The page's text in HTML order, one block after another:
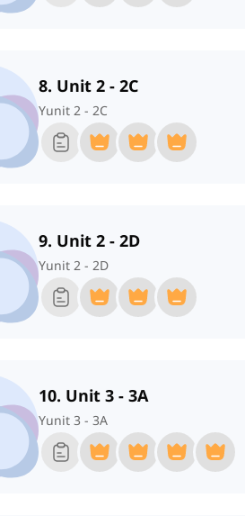
8. Unit 2 - 2C
Yunit 2 - 2C
9. Unit 2 - 2D
Yunit 2 - 2D
10. Unit 3 - 3A
Yunit 3 - 3A